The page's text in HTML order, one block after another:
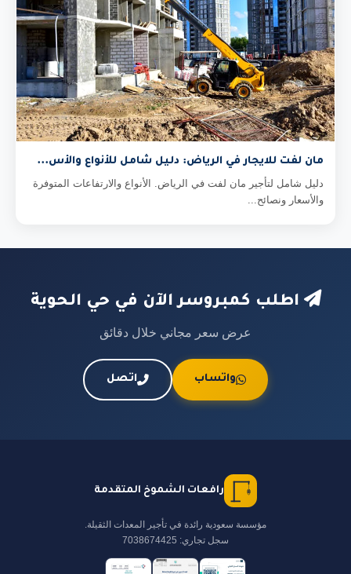
مان لفت للايجار في الرياض: دليل شامل للأنواع والأس...
دليل شامل لتأجير مان لفت في الرياض. الأنواع والارتفاعات المتوفرة
والأسعار ونصائح...
اطلب كمبروسر الآن في حي الحوية
عرض سعر مجاني خلال دقائق
واتساب اتصل
رافعات الشموخ المتقدمة
مؤسسة سعودية رائدة في تأجير المعدات الثقيلة.
سجل تجاري: 7038674425